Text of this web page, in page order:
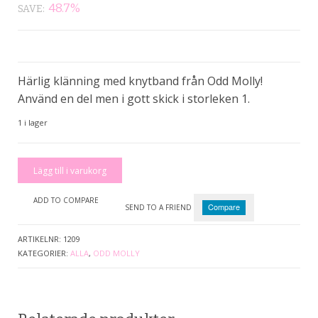
SAVE: 48.7%
Härlig klänning med knytband från Odd Molly!
Använd en del men i gott skick i storleken 1.
1 i lager
Klänning
mängdLägg till i varukorg
ADD TO COMPARE
SEND TO A FRIEND Compare
ARTIKELNR: 1209
KATEGORIER: ALLA, ODD MOLLY